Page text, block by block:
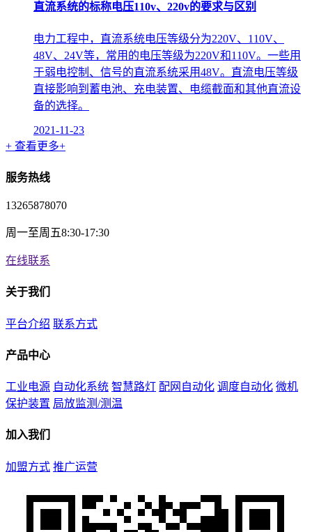
直流系统的标称电压110v、220v的要求与区别
电力工程中，直流系统电压等级分为220V、110V、
48V、24V等，常用的电压等级为220V和110V。一些用
于弱电控制、信号的直流系统采用48V。直流电压等级
直接影响到蓄电池、充电装置、电缆截面和其他直流设
备的选择。
2021-11-23
+ 查看更多+
服务热线
13265878070
周一至周五8:30-17:30
在线联系
关于我们
平台介绍 联系方式
产品中心
工业电源 自动化系统 智慧路灯 配网自动化 调度自动化 微机
保护装置 局放监测/测温
加入我们
加盟方式 推广运营